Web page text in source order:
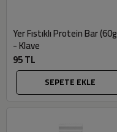
Yer Fıstıklı Protein Bar
- Klave
95 TL
SEPETE EKLE